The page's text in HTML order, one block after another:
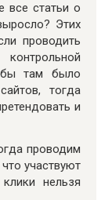
все статьи о
Этих
проводить
там было
тогда
и
проводим
участвуют
нельзя